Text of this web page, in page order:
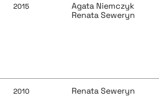
2015
Agata Niemczyk
Renata Seweryn
2010 Renata Seweryn